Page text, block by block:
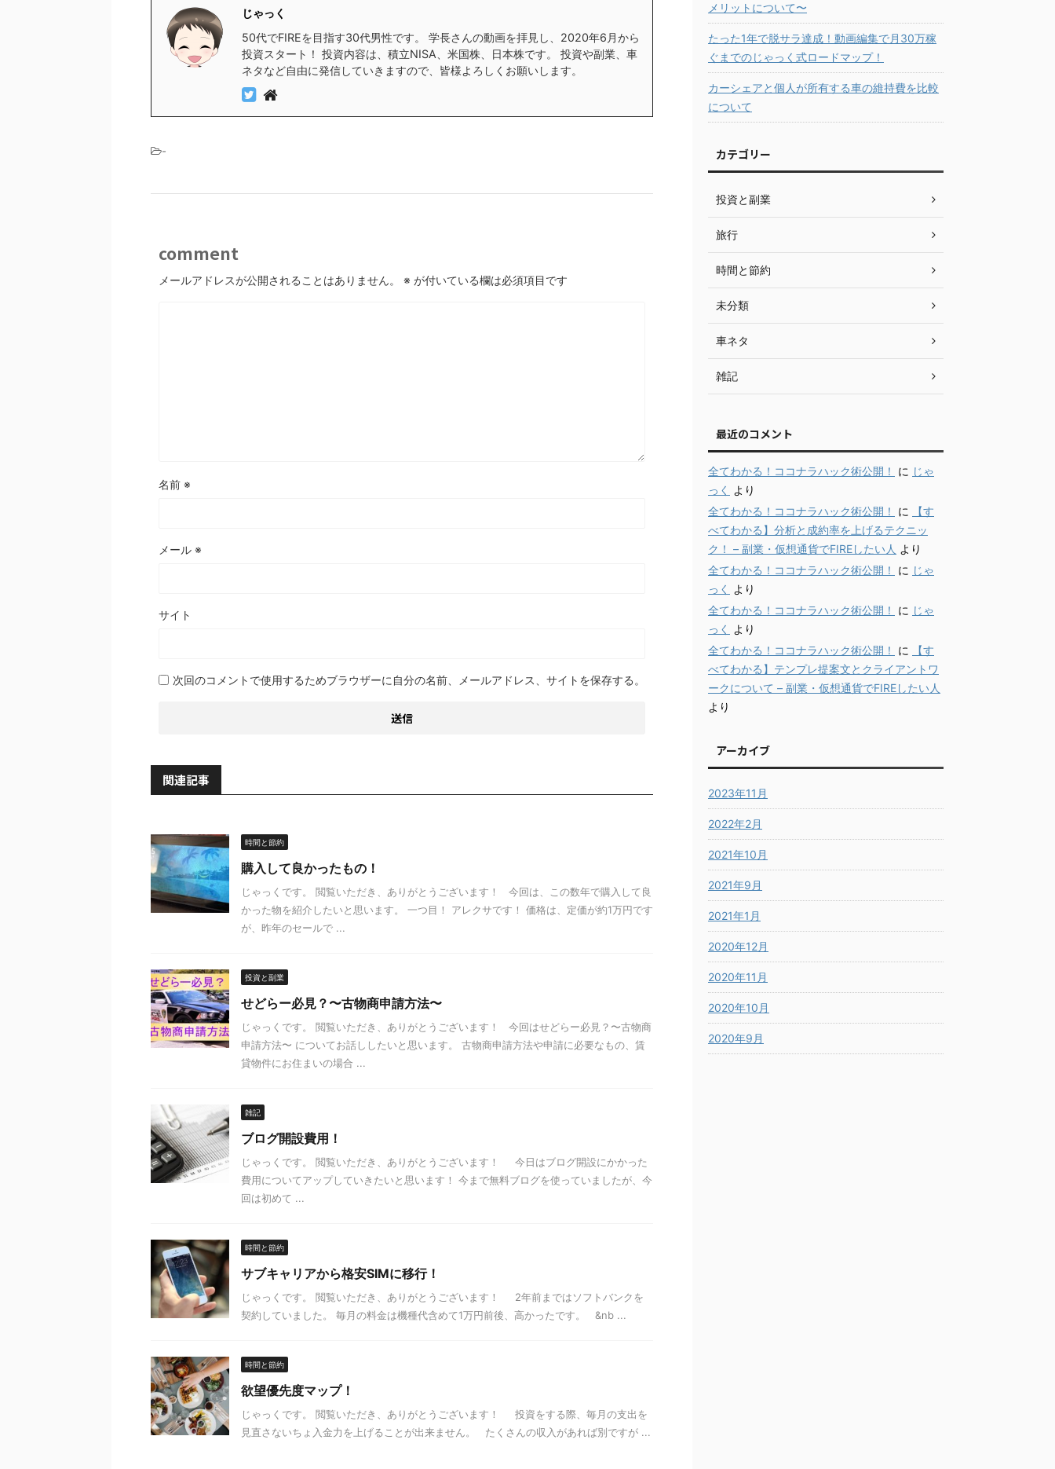
じゃっく
50代でFIREを目指す30代男性です。 学長さんの動画を拝見し、2020年6月から
投資スタート！ 投資内容は、積立NISA、米国株、日本株です。 投資や副業、車
ネタなど自由に発信していきますので、皆様よろしくお願いします。
-
comment
メールアドレスが公開されることはありません。 ※ が付いている欄は必須項目です
名前 ※
メール ※
サイト
次回のコメントで使用するためブラウザーに自分の名前、メールアドレス、サイトを保存する。
関連記事
時間と節約
購入して良かったもの！
じゃっくです。 閲覧いただき、ありがとうございます！ 今回は、この数年で購入して良
かった物を紹介したいと思います。 一つ目！ アレクサです！ 価格は、定価が約1万円です
が、昨年のセールで ...
投資と副業
せどらー必見？〜古物商申請方法〜
じゃっくです。 閲覧いただき、ありがとうございます！ 今回はせどらー必見？〜古物商
申請方法〜 についてお話ししたいと思います。 古物商申請方法や申請に必要なもの、賃
貸物件にお住まいの場合 ...
雑記
ブログ開設費用！
じゃっくです。 閲覧いただき、ありがとうございます！ 今日はブログ開設にかかった
費用についてアップしていきたいと思います！ 今まで無料ブログを使っていましたが、今
回は初めて ...
時間と節約
サブキャリアから格安SIMに移行！
じゃっくです。 閲覧いただき、ありがとうございます！ 2年前まではソフトバンクを
契約していました。 毎月の料金は機種代含めて1万円前後、高かったです。 &nb ...
時間と節約
欲望優先度マップ！
じゃっくです。 閲覧いただき、ありがとうございます！ 投資をする際、毎月の支出を
見直さないちょ入金力を上げることが出来ません。 たくさんの収入があれば別ですが ...
メリットについて〜
たった1年で脱サラ達成！動画編集で月30万稼
ぐまでのじゃっく式ロードマップ！
カーシェアと個人が所有する車の維持費を比較
について
カテゴリー
投資と副業
旅行
時間と節約
未分類
車ネタ
雑記
最近のコメント
全てわかる！ココナラハック術公開！ に じゃ
っく
より
全てわかる！ココナラハック術公開！
に
【す
べてわかる】分析と成約率を上げるテクニッ
ク！ – 副業・仮想通貨でFIREしたい人 より
全てわかる！ココナラハック術公開！
に じゃ
っく
より
全てわかる！ココナラハック術公開！
に じゃ
っく
より
全てわかる！ココナラハック術公開！
に
【す
べてわかる】テンプレ提案文とクライアントワ
ークについて – 副業・仮想通貨でFIREしたい人
より
アーカイブ
2023年11月
2022年2月
2021年10月
2021年9月
2021年1月
2020年12月
2020年11月
2020年10月
2020年9月